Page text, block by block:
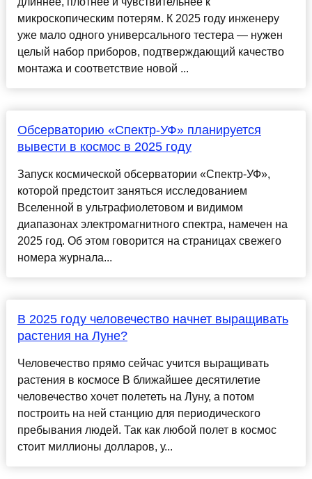
микроскопическим потерям. К 2025 году инженеру
уже мало одного универсального тестера — нужен
целый набор приборов, подтверждающий качество
монтажа и соответствие новой ...
Обсерваторию «Спектр-УФ» планируется
вывести в космос в 2025 году
Запуск космической обсерватории «Спектр-УФ»,
которой предстоит заняться исследованием
Вселенной в ультрафиолетовом и видимом
диапазонах электромагнитного спектра, намечен на
2025 год. Об этом говорится на страницах свежего
номера журнала...
В 2025 году человечество начнет выращивать
растения на Луне?
Человечество прямо сейчас учится выращивать
растения в космосе В ближайшее десятилетие
человечество хочет полететь на Луну, а потом
построить на ней станцию для периодического
пребывания людей. Так как любой полет в космос
стоит миллионы долларов, у...